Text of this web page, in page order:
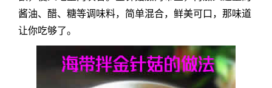
酱油、醋、糖等调味料，简单混合，鲜美可口，那味道
让你吃够了。